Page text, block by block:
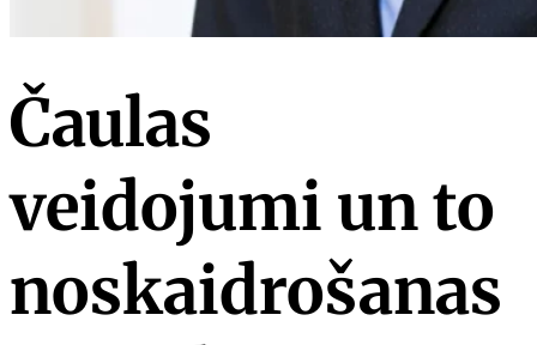
Čaulas
veidojumi un to
noskaidrošanas